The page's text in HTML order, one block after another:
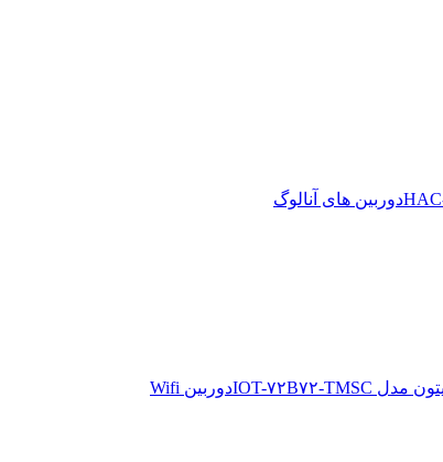
دوربین های آنالوگ
دوربین Wifi